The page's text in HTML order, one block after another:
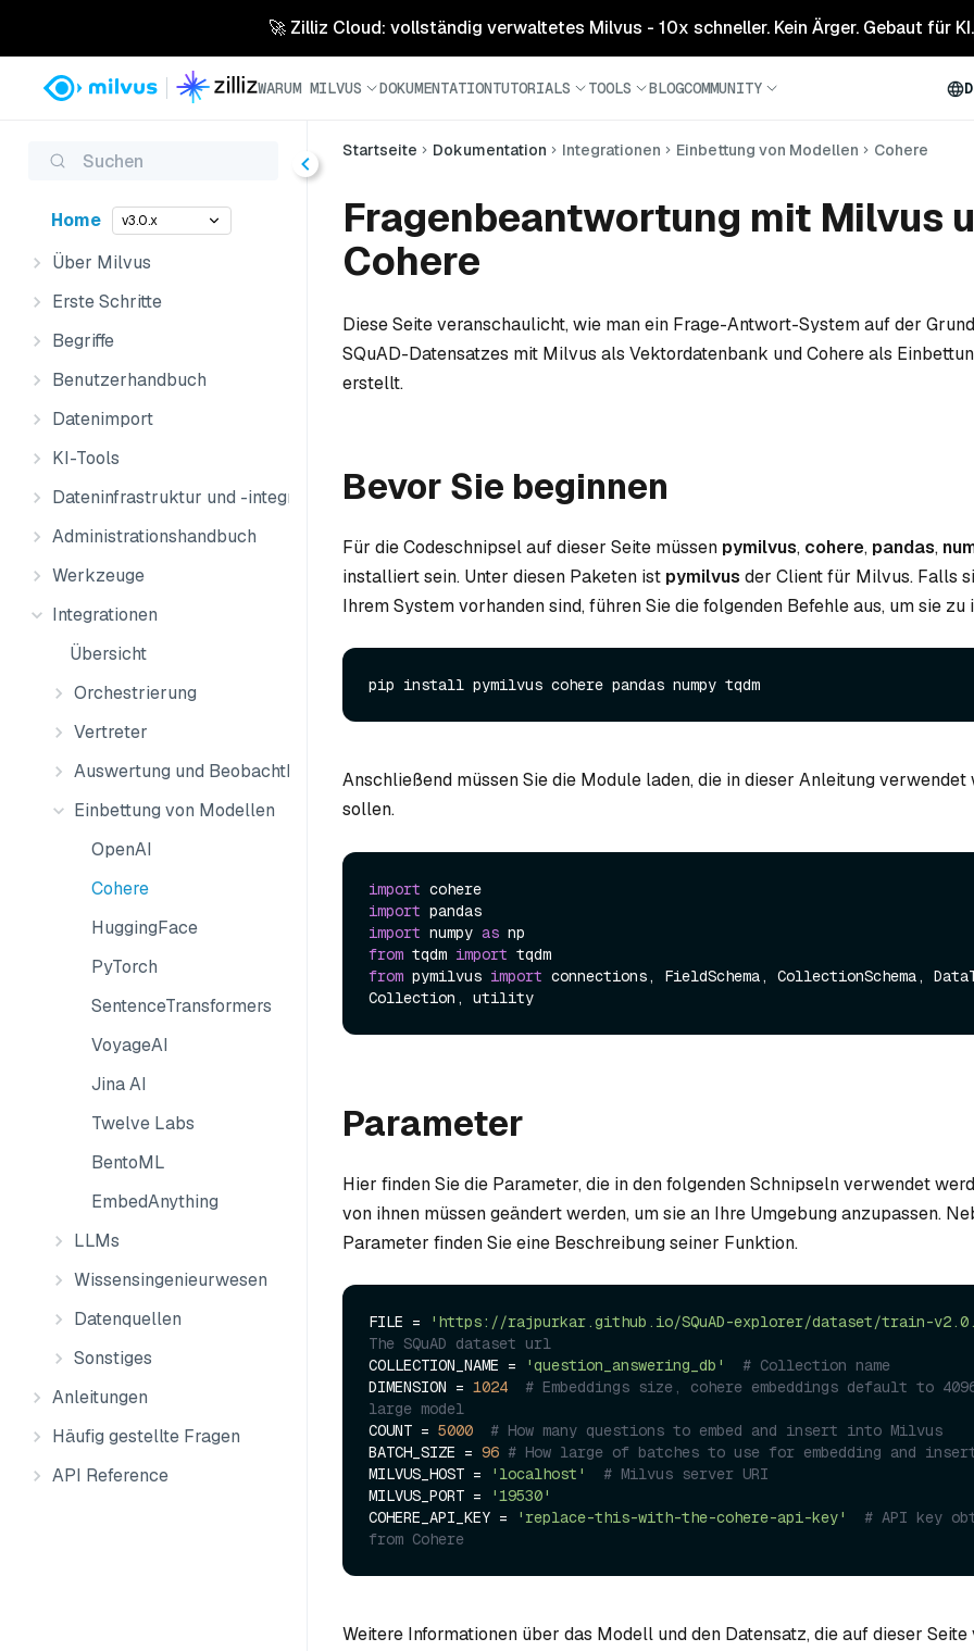
🚀 Zilliz Cloud: vollständig verwaltetes Milvus - 10x schneller. Kein Ärger. Gebaut für KI.
WARUM MILVUS DOKUMENTATIONTUTORIALS TOOLS BLOGCOMMUNITY
Suchen
Home v3.0.x
Über Milvus
Erste Schritte
Begriffe
Benutzerhandbuch
Datenimport
KI-Tools
Dateninfrastruktur und -integration
Administrationshandbuch
Werkzeuge
Integrationen
Übersicht
Orchestrierung
Vertreter
Auswertung und Beobachtbarkeit
Einbettung von Modellen
OpenAI
Cohere
HuggingFace
PyTorch
SentenceTransformers
VoyageAI
Jina AI
Twelve Labs
BentoML
EmbedAnything
LLMs
Wissensingenieurwesen
Datenquellen
Sonstiges
Anleitungen
Häufig gestellte Fragen
API Reference
Startseite Dokumentation Integrationen Einbettung von Modellen Cohere
Fragenbeantwortung mit Milvus
Cohere
Diese Seite veranschaulicht, wie man ein Frage-Antwort-System auf der
SQuAD-Datensatzes mit Milvus als Vektordatenbank und Cohere als
erstellt.
Bevor Sie beginnen
Für die Codeschnipsel auf dieser Seite müssen pymilvus, cohere, pandas,
installiert sein. Unter diesen Paketen ist pymilvus der Client für Milvus. Falls
Ihrem System vorhanden sind, führen Sie die folgenden Befehle aus, um sie
Anschließend müssen Sie die Module laden, die in dieser Anleitung verwendet
sollen.
import
import
import numpy as
from tqdm import
from pymilvus import connections, FieldSchema, CollectionSchema,
Parameter
Hier finden Sie die Parameter, die in den folgenden Schnipseln verwendet
von ihnen müssen geändert werden, um sie an Ihre Umgebung anzupassen.
Parameter finden Sie eine Beschreibung seiner Funktion.
FILE = 'https://rajpurkar.github.io/SQuAD-explorer/dataset/train-
The SQuAD dataset url
COLLECTION_NAME =
'question_answering_db'
# Collection name
DIMENSION = 1024
# Embeddings size, cohere embeddings default to
large model
COUNT = 5000
# How many questions to embed and insert into Milvus
BATCH_SIZE = 96 # How large of batches to use for embedding and
MILVUS_HOST =
'localhost'
# Milvus server URI
MILVUS_PORT =
'19530'
COHERE_API_KEY =
'replace-this-with-the-cohere-api-key'
# API key
from Cohere
Weitere Informationen über das Modell und den Datensatz, die auf dieser